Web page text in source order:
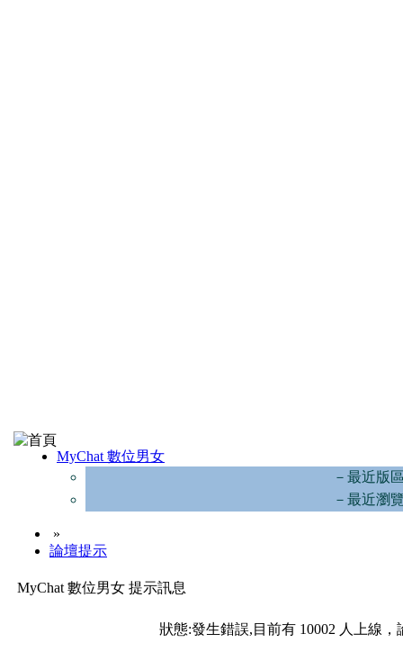
MyChat 數位男女
－最近版
－最近瀏
»
論壇提示
MyChat 數位男女 提示訊息
狀態:發生錯誤,目前有 10002 人上線